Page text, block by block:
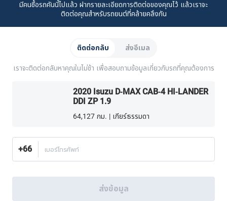
มีคนซื้อรถคันนี้ไปแล้ว ฝากรายละเอียดการติดต่อของคุณไว้ แล้วเราจะ
ติดต่อคุณสำหรับรถยนต์ที่คล้ายคลึงกัน
ติดต่อกลับ
ส่งอีเมล
เราจะติดต่อกลับหาคุณในไม่ช้า เพื่อสอบถามข้อมูลเกี่ยวกับรถที่คุณต้องการ
2020 Isuzu D-MAX CAB-4 HI-LANDER
DDI ZP 1.9
64,127 กม. | เกียร์ธรรมดา
+66 เบอร์โทรศัพท์
ส่งข้อมูล
เรื่องราวของเรา
ซื้อรถจาก CARSOME
บทความ
การแจ้งเบาะแส
ร่วมงานกับเรา
Partner Websites
วิธีเลือกซื้อเพิ่มเติม:ค้นหาศูนย์บริการครบวงจร CARSOME ใกล้บ้านคุณ.
02-026-1188
ประเทศไทย
© 2016-2025 CARSOME (THAILAND) CO., LTD.(105559096112) สงวน